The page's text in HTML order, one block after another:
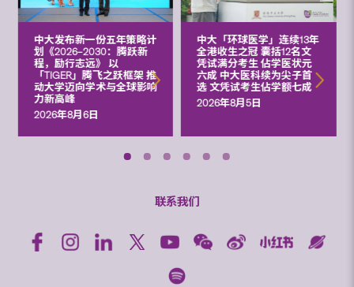
中大发布新一份五年策略计
划《2026‒2030：腾跃新
程，励行志远》 以
「TIGER」腾飞之跃框架 推
动大学迈向学术与全球影响
力新高峰
2026年8月6日
中大「环球医学」连续13年
全港收生之冠 囊括12名文
凭试满分考生 佔学医状元
六成 中大医科续为尖子首
选 文凭试考生佔学额七成
2026年8月5日
联系我们